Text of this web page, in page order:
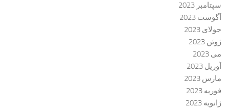
سپتامبر 2023
آگوست 2023
جولای 2023
ژوئن 2023
می 2023
آوریل 2023
مارس 2023
فوریه 2023
ژانویه 2023